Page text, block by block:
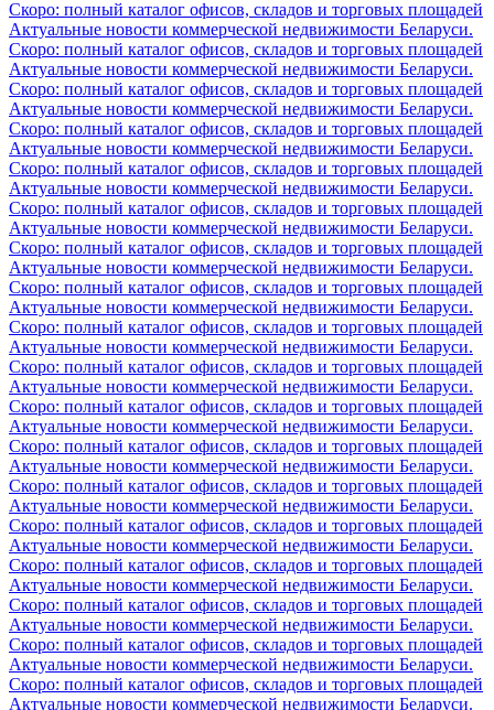
Скоро: полный каталог офисов, складов и торговых площадей
Актуальные новости коммерческой недвижимости Беларуси.
Скоро: полный каталог офисов, складов и торговых площадей
Актуальные новости коммерческой недвижимости Беларуси.
Скоро: полный каталог офисов, складов и торговых площадей
Актуальные новости коммерческой недвижимости Беларуси.
Скоро: полный каталог офисов, складов и торговых площадей
Актуальные новости коммерческой недвижимости Беларуси.
Скоро: полный каталог офисов, складов и торговых площадей
Актуальные новости коммерческой недвижимости Беларуси.
Скоро: полный каталог офисов, складов и торговых площадей
Актуальные новости коммерческой недвижимости Беларуси.
Скоро: полный каталог офисов, складов и торговых площадей
Актуальные новости коммерческой недвижимости Беларуси.
Скоро: полный каталог офисов, складов и торговых площадей
Актуальные новости коммерческой недвижимости Беларуси.
Скоро: полный каталог офисов, складов и торговых площадей
Актуальные новости коммерческой недвижимости Беларуси.
Скоро: полный каталог офисов, складов и торговых площадей
Актуальные новости коммерческой недвижимости Беларуси.
Скоро: полный каталог офисов, складов и торговых площадей
Актуальные новости коммерческой недвижимости Беларуси.
Скоро: полный каталог офисов, складов и торговых площадей
Актуальные новости коммерческой недвижимости Беларуси.
Скоро: полный каталог офисов, складов и торговых площадей
Актуальные новости коммерческой недвижимости Беларуси.
Скоро: полный каталог офисов, складов и торговых площадей
Актуальные новости коммерческой недвижимости Беларуси.
Скоро: полный каталог офисов, складов и торговых площадей
Актуальные новости коммерческой недвижимости Беларуси.
Скоро: полный каталог офисов, складов и торговых площадей
Актуальные новости коммерческой недвижимости Беларуси.
Скоро: полный каталог офисов, складов и торговых площадей
Актуальные новости коммерческой недвижимости Беларуси.
Скоро: полный каталог офисов, складов и торговых площадей
Актуальные новости коммерческой недвижимости Беларуси.